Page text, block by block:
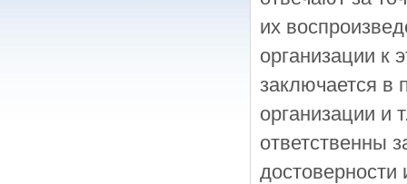
их
организации к
заключается в
организации и
ответственны
достоверности